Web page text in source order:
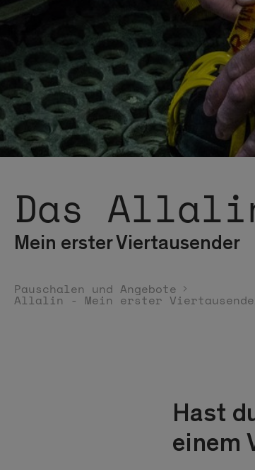
Das
Mein erster Viertausender
Pauschalen und Angebote
Allalin - Mein erster
Hast
einem